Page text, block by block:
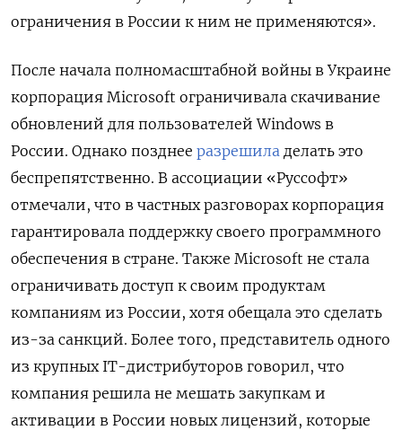
ограничения в России к ним не применяются».
После начала полномасштабной войны в Украине
корпорация Microsoft ограничивала скачивание
обновлений для пользователей Windows в
России. Однако позднее разрешила делать это
беспрепятственно. В ассоциации «Руссофт»
отмечали, что в частных разговорах корпорация
гарантировала поддержку своего программного
обеспечения в стране. Также Microsoft не стала
ограничивать доступ к своим продуктам
компаниям из России, хотя обещала это сделать
из-за санкций. Более того, представитель одного
из крупных IT-дистрибуторов говорил, что
компания решила не мешать закупкам и
активации в России новых лицензий, которые